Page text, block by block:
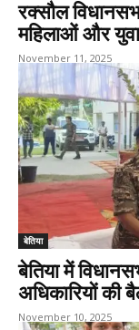
रक्सौल
महिलाओं और
November 11, 2025
बेतिया
बेतिया में
अधिकारियों की
November 10, 2025